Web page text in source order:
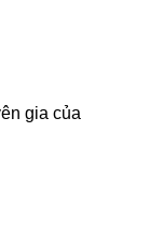
gia của